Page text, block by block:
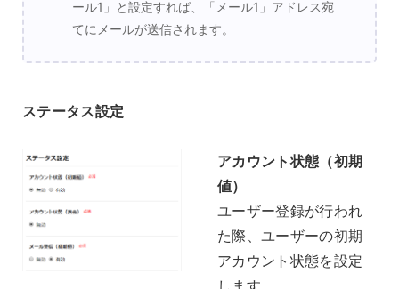
ール1」と設定すれば、「メール1」アドレス宛
てにメールが送信されます。
ステータス設定
アカウント状態（初期
値）
ユーザー登録が行われ
た際、ユーザーの初期
アカウント状態を設定